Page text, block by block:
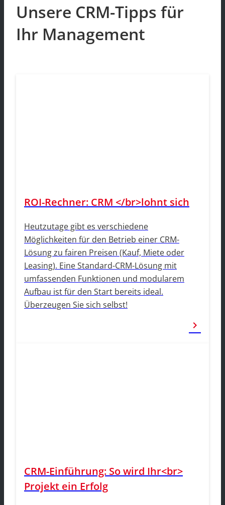
Unsere CRM-Tipps für
Ihr Management
ROI-Rechner: CRM </br>lohnt sich
Heutzutage gibt es verschiedene
Möglichkeiten für den Betrieb einer CRM-
Lösung zu fairen Preisen (Kauf, Miete oder
Leasing). Eine Standard-CRM-Lösung mit
umfassenden Funktionen und modularem
Aufbau ist für den Start bereits ideal.
Überzeugen Sie sich selbst!
chevron_right
CRM-Einführung: So wird Ihr<br>
Projekt ein Erfolg